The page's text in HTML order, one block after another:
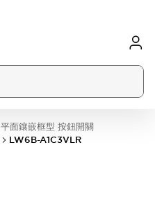
平面鑲嵌框型 按鈕開關
LW6B-A1C3VLR